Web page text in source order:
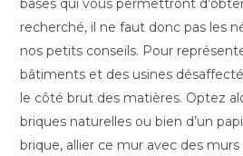
bases qui vous permettront
recherché, il ne faut donc pas les
nos petits conseils. Pour
bâtiments et des usines
le côté brut des matières. Optez
briques naturelles ou bien d’un
brique, allier ce mur avec des